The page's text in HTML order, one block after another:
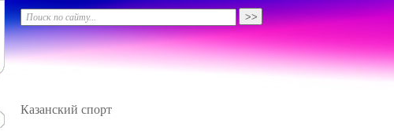
Казанский спорт